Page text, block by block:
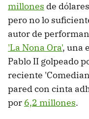
millones de
pero no lo
autor de
'La Nona Ora', una
Pablo II golpeado
reciente
pared con cinta
por 6,2 millones.